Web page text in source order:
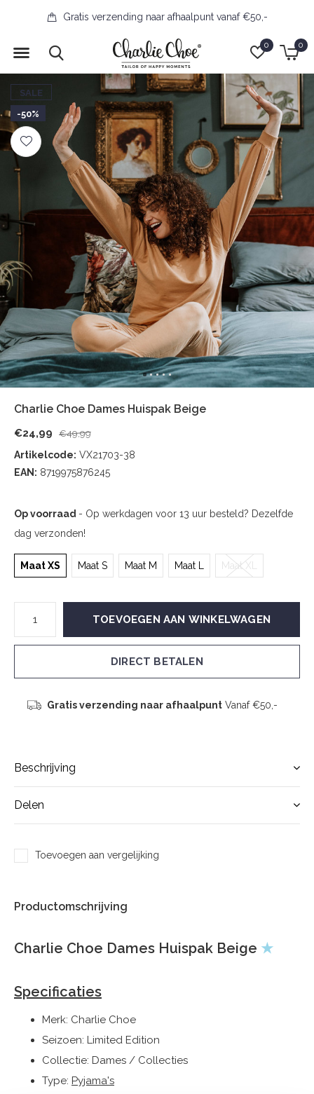
0 0
Gratis verzending naar afhaalpunt vanaf €50,-
SALE
-50%
Charlie Choe Dames Huispak Beige
€24,99 €49,99
Artikelcode: VX21703-38
EAN: 8719975876245
Op voorraad - Op werkdagen voor 13 uur besteld? Dezelfde
dag verzonden!
Maat XS Maat S Maat M Maat L Maat XL
TOEVOEGEN AAN WINKELWAGEN
DIRECT BETALEN
Gratis verzending naar afhaalpuntVanaf €50,-
Beschrijving
Delen
Toevoegen aan vergelijking
Productomschrijving
Charlie Choe Dames Huispak Beige ★
Specificaties
Merk: Charlie Choe
Seizoen: Limited Edition
Collectie: Dames / Collecties
Type: Pyjama's